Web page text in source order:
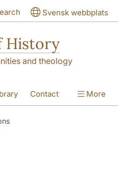
Svensk webbplats
History
and theology
Contact More